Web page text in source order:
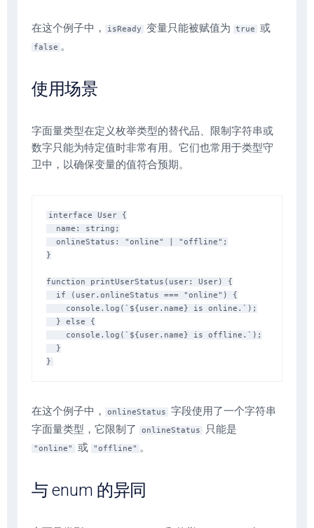
在这个例子中， isReady 变量只能被赋值为 true 或
false 。
使用场景
字面量类型在定义枚举类型的替代品、限制字符串或
数字只能为特定值时非常有用。它们也常用于类型守
卫中，以确保变量的值符合预期。
interface User {
}
function printUserStatus(user: User) {
在这个例子中， onlineStatus
字段使用了一个字符串
字面量类型，它限制了
onlineStatus 只能是
"online" 或 "offline" 。
与 enum 的异同